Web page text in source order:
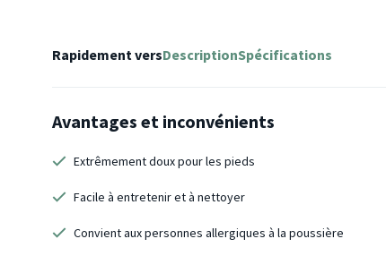
Rapidement versDescriptionSpécifications
Avantages et inconvénients
Extrêmement doux pour les pieds
Facile à entretenir et à nettoyer
Convient aux personnes allergiques à la poussière